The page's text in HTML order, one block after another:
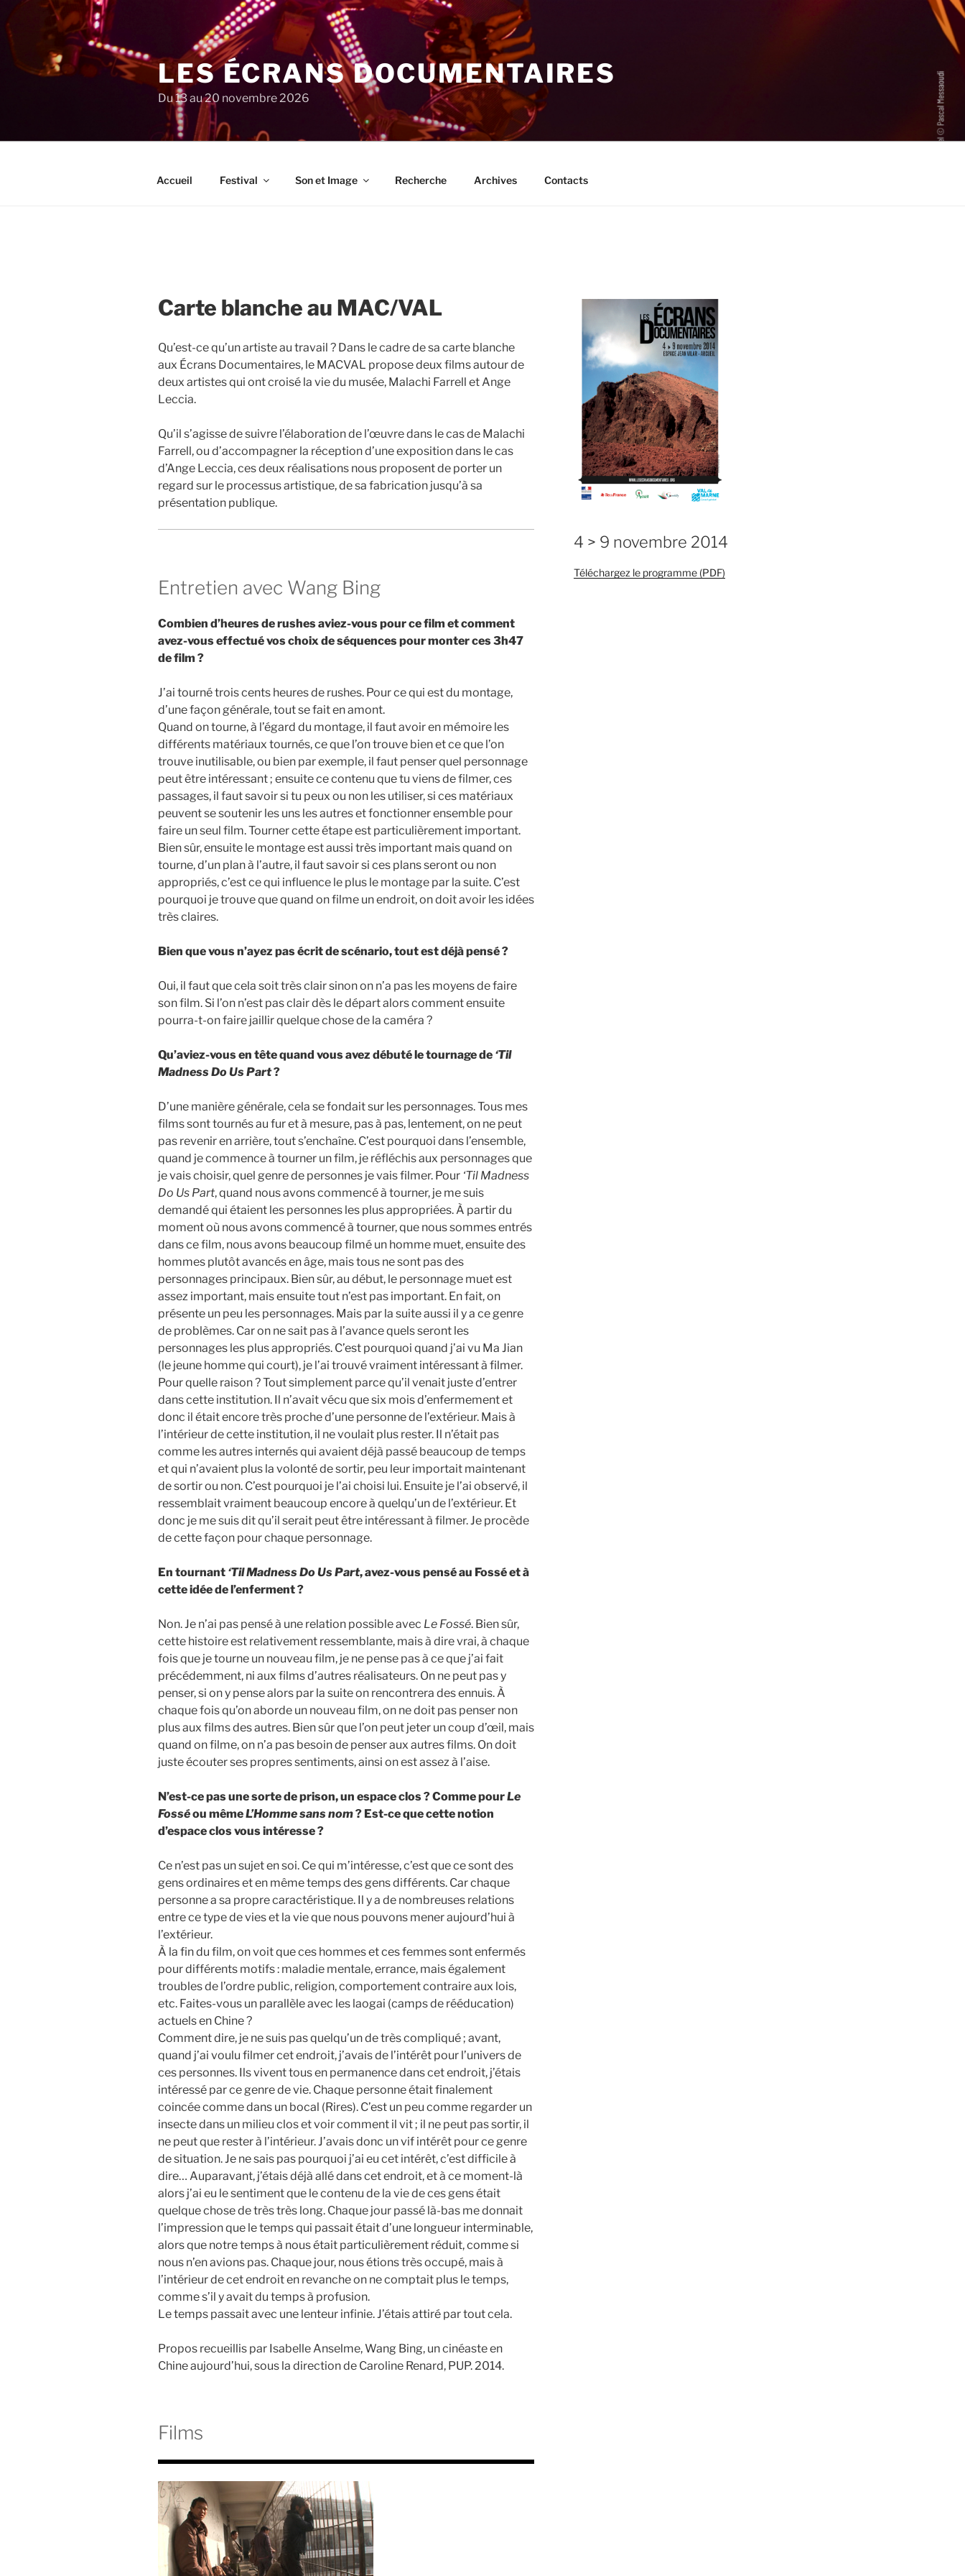
au
contenu
principal
LES ÉCRANS DOCUMENTAIRES
Du 13 au 20 novembre 2026
Accueil Festival Son et Image Recherche Archives Contacts
Carte blanche au MAC/VAL
Qu’est-ce qu’un artiste au travail ? Dans le cadre de sa carte blanche
aux Écrans Documentaires, le MACVAL propose deux films autour de
deux artistes qui ont croisé la vie du musée, Malachi Farrell et Ange
Leccia.
Qu’il s’agisse de suivre l’élaboration de l’œuvre dans le cas de Malachi
Farrell, ou d’accompagner la réception d’une exposition dans le cas
d’Ange Leccia, ces deux réalisations nous proposent de porter un
regard sur le processus artistique, de sa fabrication jusqu’à sa
présentation publique.
Entretien avec Wang Bing
Combien d’heures de rushes aviez-vous pour ce film et comment
avez-vous effectué vos choix de séquences pour monter ces 3h47
de film ?
J’ai tourné trois cents heures de rushes. Pour ce qui est du montage,
d’une façon générale, tout se fait en amont.
Quand on tourne, à l’égard du montage, il faut avoir en mémoire les
différents matériaux tournés, ce que l’on trouve bien et ce que l’on
trouve inutilisable, ou bien par exemple, il faut penser quel personnage
peut être intéressant ; ensuite ce contenu que tu viens de filmer, ces
passages, il faut savoir si tu peux ou non les utiliser, si ces matériaux
peuvent se soutenir les uns les autres et fonctionner ensemble pour
faire un seul film. Tourner cette étape est particulièrement important.
Bien sûr, ensuite le montage est aussi très important mais quand on
tourne, d’un plan à l’autre, il faut savoir si ces plans seront ou non
appropriés, c’est ce qui influence le plus le montage par la suite. C’est
pourquoi je trouve que quand on filme un endroit, on doit avoir les idées
très claires.
Bien que vous n’ayez pas écrit de scénario, tout est déjà pensé ?
Oui, il faut que cela soit très clair sinon on n’a pas les moyens de faire
son film. Si l’on n’est pas clair dès le départ alors comment ensuite
pourra-t-on faire jaillir quelque chose de la caméra ?
Qu’aviez-vous en tête quand vous avez débuté le tournage de ‘Til
Madness Do Us Part?
D’une manière générale, cela se fondait sur les personnages. Tous mes
films sont tournés au fur et à mesure, pas à pas, lentement, on ne peut
pas revenir en arrière, tout s’enchaîne. C’est pourquoi dans l’ensemble,
quand je commence à tourner un film, je réfléchis aux personnages que
je vais choisir, quel genre de personnes je vais filmer. Pour ‘Til Madness
Do Us Part, quand nous avons commencé à tourner, je me suis
demandé qui étaient les personnes les plus appropriées. À partir du
moment où nous avons commencé à tourner, que nous sommes entrés
dans ce film, nous avons beaucoup filmé un homme muet, ensuite des
hommes plutôt avancés en âge, mais tous ne sont pas des
personnages principaux. Bien sûr, au début, le personnage muet est
assez important, mais ensuite tout n’est pas important. En fait, on
présente un peu les personnages. Mais par la suite aussi il y a ce genre
de problèmes. Car on ne sait pas à l’avance quels seront les
personnages les plus appropriés. C’est pourquoi quand j’ai vu Ma Jian
(le jeune homme qui court), je l’ai trouvé vraiment intéressant à filmer.
Pour quelle raison ? Tout simplement parce qu’il venait juste d’entrer
dans cette institution. Il n’avait vécu que six mois d’enfermement et
donc il était encore très proche d’une personne de l’extérieur. Mais à
l’intérieur de cette institution, il ne voulait plus rester. Il n’était pas
comme les autres internés qui avaient déjà passé beaucoup de temps
et qui n’avaient plus la volonté de sortir, peu leur importait maintenant
de sortir ou non. C’est pourquoi je l’ai choisi lui. Ensuite je l’ai observé, il
ressemblait vraiment beaucoup encore à quelqu’un de l’extérieur. Et
donc je me suis dit qu’il serait peut être intéressant à filmer. Je procède
de cette façon pour chaque personnage.
En tournant ‘Til Madness Do Us Part, avez-vous pensé au Fossé et à
cette idée de l’enferment ?
Non. Je n’ai pas pensé à une relation possible avec Le Fossé. Bien sûr,
cette histoire est relativement ressemblante, mais à dire vrai, à chaque
fois que je tourne un nouveau film, je ne pense pas à ce que j’ai fait
précédemment, ni aux films d’autres réalisateurs. On ne peut pas y
penser, si on y pense alors par la suite on rencontrera des ennuis. À
chaque fois qu’on aborde un nouveau film, on ne doit pas penser non
plus aux films des autres. Bien sûr que l’on peut jeter un coup d’œil, mais
quand on filme, on n’a pas besoin de penser aux autres films. On doit
juste écouter ses propres sentiments, ainsi on est assez à l’aise.
N’est-ce pas une sorte de prison, un espace clos ? Comme pourLe
Fosséou mêmeL’Homme sans nom? Est-ce que cette notion
d’espace clos vous intéresse ?
Ce n’est pas un sujet en soi. Ce qui m’intéresse, c’est que ce sont des
gens ordinaires et en même temps des gens différents. Car chaque
personne a sa propre caractéristique. Il y a de nombreuses relations
entre ce type de vies et la vie que nous pouvons mener aujourd’hui à
l’extérieur.
À la fin du film, on voit que ces hommes et ces femmes sont enfermés
pour différents motifs : maladie mentale, errance, mais également
troubles de l’ordre public, religion, comportement contraire aux lois,
etc. Faites-vous un parallèle avec les laogai (camps de rééducation)
actuels en Chine ?
Comment dire, je ne suis pas quelqu’un de très compliqué ; avant,
quand j’ai voulu filmer cet endroit, j’avais de l’intérêt pour l’univers de
ces personnes. Ils vivent tous en permanence dans cet endroit, j’étais
intéressé par ce genre de vie. Chaque personne était finalement
coincée comme dans un bocal (Rires). C’est un peu comme regarder un
insecte dans un milieu clos et voir comment il vit ; il ne peut pas sortir, il
ne peut que rester à l’intérieur. J’avais donc un vif intérêt pour ce genre
de situation. Je ne sais pas pourquoi j’ai eu cet intérêt, c’est difficile à
dire… Auparavant, j’étais déjà allé dans cet endroit, et à ce moment-là
alors j’ai eu le sentiment que le contenu de la vie de ces gens était
quelque chose de très très long. Chaque jour passé là-bas me donnait
l’impression que le temps qui passait était d’une longueur interminable,
alors que notre temps à nous était particulièrement réduit, comme si
nous n’en avions pas. Chaque jour, nous étions très occupé, mais à
l’intérieur de cet endroit en revanche on ne comptait plus le temps,
comme s’il y avait du temps à profusion.
Le temps passait avec une lenteur infinie. J’étais attiré par tout cela.
Propos recueillis par Isabelle Anselme, Wang Bing, un cinéaste en
Chine aujourd’hui, sous la direction de Caroline Renard, PUP. 2014.
Films
4 > 9 novembre 2014
Téléchargez le programme (PDF)